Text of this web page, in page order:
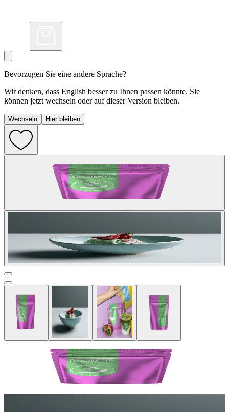
Bevorzugen Sie eine andere Sprache?
Wir denken, dass English besser zu Ihnen passen könnte. Sie
können jetzt wechseln oder auf dieser Version bleiben.
Wechseln Hier bleiben